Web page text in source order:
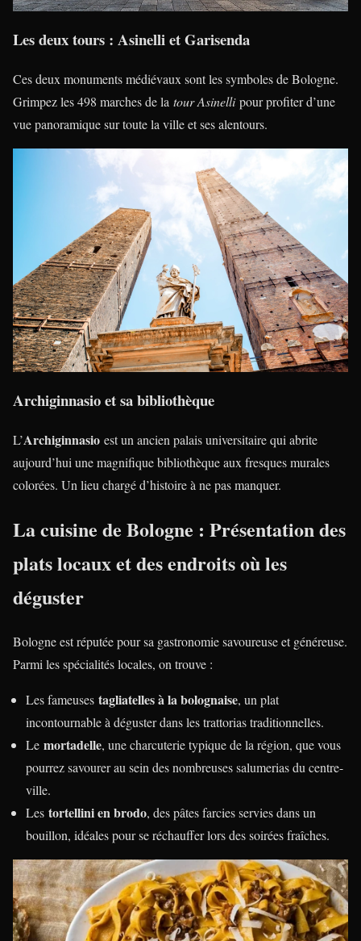
Les deux tours : Asinelli et Garisenda
Ces deux monuments médiévaux sont les symboles de Bologne.
Grimpez les 498 marches de la tour Asinellipour profiter d’une
vue panoramique sur toute la ville et ses alentours.
Archiginnasio et sa bibliothèque
L’Archiginnasio est un ancien palais universitaire qui abrite
aujourd’hui une magnifique bibliothèque aux fresques murales
colorées. Un lieu chargé d’histoire à ne pas manquer.
La cuisine de Bologne : Présentation des
plats locaux et des endroits où les
déguster
Bologne est réputée pour sa gastronomie savoureuse et généreuse.
Parmi les spécialités locales, on trouve :
Les fameuses tagliatelles à la bolognaise, un plat
incontournable à déguster dans les trattorias traditionnelles.
Le mortadelle, une charcuterie typique de la région, que vous
pourrez savourer au sein des nombreuses salumerias du centre-
ville.
Les tortellini en brodo, des pâtes farcies servies dans un
bouillon, idéales pour se réchauffer lors des soirées fraîches.